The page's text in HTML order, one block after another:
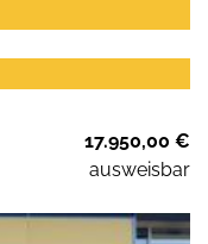
17.950,00 €
ausweisbar